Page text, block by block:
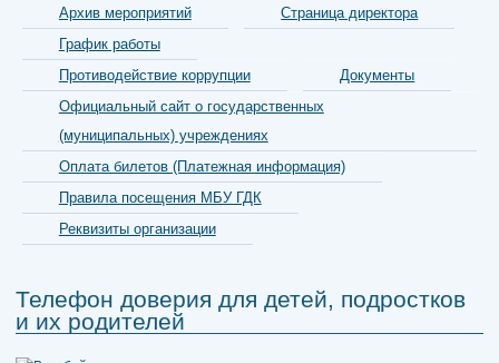
Архив мероприятий
Страница директора
График работы
Противодействие коррупции
Документы
Официальный сайт о государственных
(муниципальных) учреждениях
Оплата билетов (Платежная информация)
Правила посещения МБУ ГДК
Реквизиты организации
Телефон доверия для детей, подростков
и их родителей